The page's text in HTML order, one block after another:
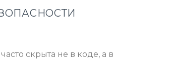
скрыта не в коде, а в